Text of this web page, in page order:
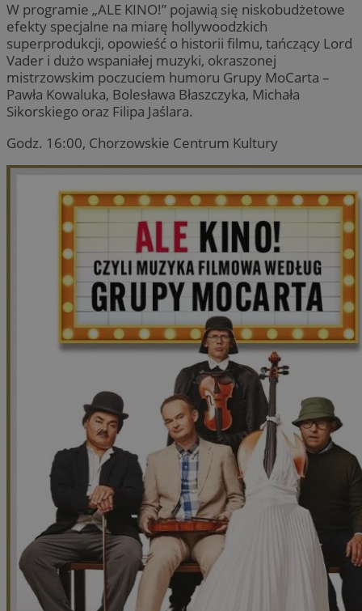
W programie „ALE KINO!” pojawią się niskobudżetowe
efekty specjalne na miarę hollywoodzkich
superprodukcji, opowieść o historii filmu, tańczący Lord
Vader i dużo wspaniałej muzyki, okraszonej
mistrzowskim poczuciem humoru Grupy MoCarta –
Pawła Kowaluka, Bolesława Błaszczyka, Michała
Sikorskiego oraz Filipa Jaślara.
Godz. 16:00, Chorzowskie Centrum Kultury